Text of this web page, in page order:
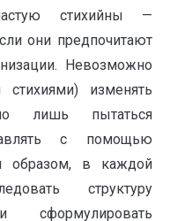
стихийны —
они предпочитают
Невозможно
изменять
лишь пытаться
с помощью
образом, в каждой
структуру
сформулировать